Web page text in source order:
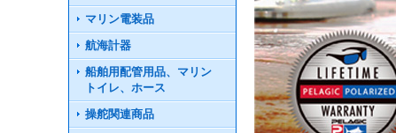
マリン電装品
航海計器
船舶用配管用品、マリン
トイレ、ホース
操舵関連商品